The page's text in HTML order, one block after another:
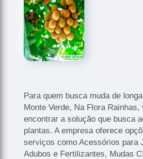
Para quem busca muda de
Monte Verde, Na Flora Rainhas,
encontrar a solução que busca
plantas. A empresa oferece
serviços como Acessórios para
Adubos e Fertilizantes, Mudas